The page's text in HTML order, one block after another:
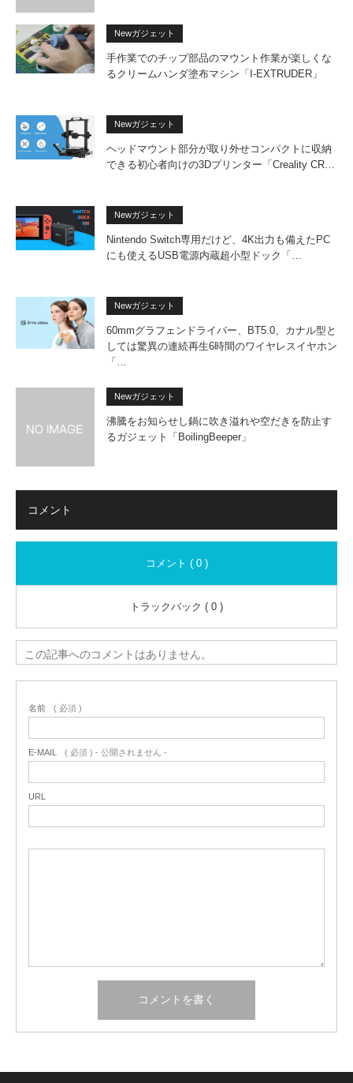
Newガジェット
手作業でのチップ部品のマウント作業が楽しくな
るクリームハンダ塗布マシン「I-EXTRUDER」
Newガジェット
ヘッドマウント部分が取り外せコンパクトに収納
できる初心者向けの3Dプリンター「Creality CR…
Newガジェット
Nintendo Switch専用だけど、4K出力も備えたPC
にも使えるUSB電源内蔵超小型ドック「…
Newガジェット
60mmグラフェンドライバー、BT5.0、カナル型と
しては驚異の連続再生6時間のワイヤレスイヤホン
「…
Newガジェット
沸騰をお知らせし鍋に吹き溢れや空だきを防止す
るガジェット「BoilingBeeper」
コメント
コメント ( 0 )
トラックバック ( 0 )
この記事へのコメントはありません。
名前 ( 必須 )
E-MAIL ( 必須 ) - 公開されません -
URL